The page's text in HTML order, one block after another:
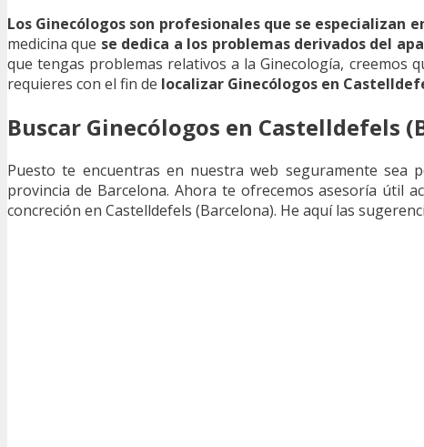
Los Ginecólogos son profesionales que se especializan
medicina que se dedica a los problemas derivados del
que tengas problemas relativos a la Ginecología, creemos
requieres con el fin de localizar Ginecólogos en
Buscar Ginecólogos en Castelldefels
Puesto te encuentras en nuestra web seguramente sea
provincia de Barcelona. Ahora te ofrecemos asesoría útil
concreción en Castelldefels (Barcelona). He aquí las